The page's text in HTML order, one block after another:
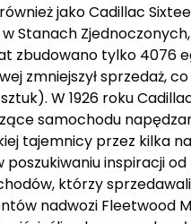
również jako Cadillac
Stanach
zbudowano tylko
zmniejszył sprzedaż,
W 1926 roku
samochodu
tajemnicy przez kilka
poszukiwaniu inspiracji
którzy
nadwozi Fleetwood